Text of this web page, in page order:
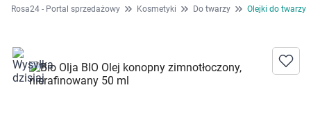
Dla zwierząt
Rosa24 - Portal sprzedażowy Kosmetyki Do twarzy Olejki do twarzy